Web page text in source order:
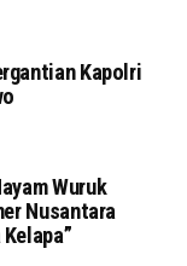
Kapolri
Wuruk
Nusantara